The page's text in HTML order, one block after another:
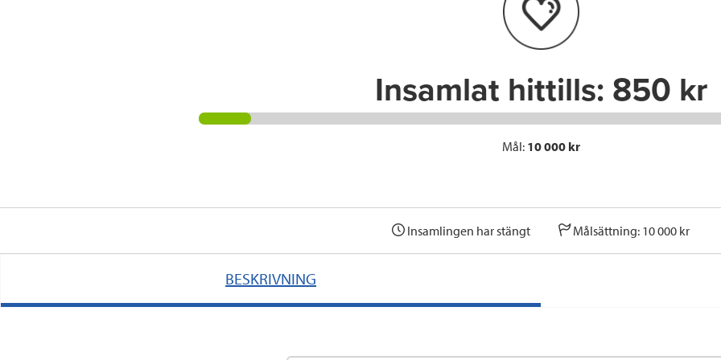
I
n
Insamlat hittills: 850 kr
Mål: 10 000 kr
Insamlingen har stängt Målsättning: 10 000 kr
BESKRIVNING